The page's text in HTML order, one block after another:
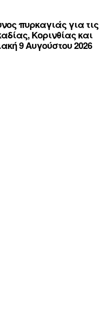
πυρκαγιάς για τις
Κορινθίας και
9 Αυγούστου 2026